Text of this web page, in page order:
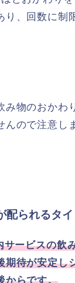
り、回数に制
み物のおかわ
んので注意し
配られるタ
ービスの飲
期待が安定し
からです。